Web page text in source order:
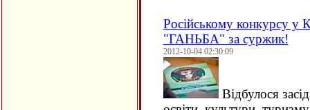
Російському конкурсу у
"ГАНЬБА" за суржик!
2012-10-04 02:30:09
Відбулося